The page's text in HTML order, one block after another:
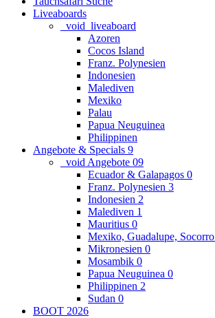
Liveaboards
_void_liveaboard
Azoren
Cocos Island
Franz. Polynesien
Indonesien
Malediven
Mexiko
Palau
Papua Neuguinea
Philippinen
Angebote & Specials 9
_void Angebote 09
Ecuador & Galapagos 0
Franz. Polynesien 3
Indonesien 2
Malediven 1
Mauritius 0
Mexiko, Guadalupe, Socorro
Mikronesien 0
Mosambik 0
Papua Neuguinea 0
Philippinen 2
Sudan 0
BOOT 2026